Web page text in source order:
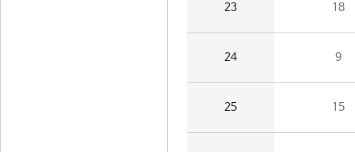
23 18
24 9
25 15